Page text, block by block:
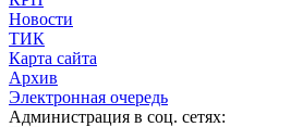
Новости
ТИК
Карта сайта
Архив
Электронная очередь
Администрация в соц. сетях: